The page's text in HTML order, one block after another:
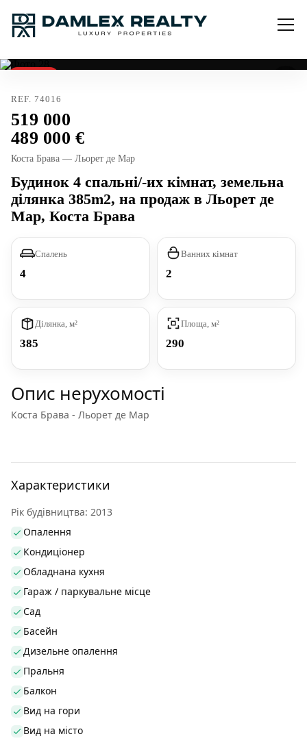
REF. 74016
519 000
489 000
Коста Брава — Льорет де Мар
Будинок 4 спальні/-их кімнат, земельна
ділянка 385m2, на продаж в Льорет де
Мар, Коста Брава
Спалень
4
Ванних кімнат
2
Ділянка, м²
385
Площа, м²
290
Опис нерухомості
Коста Брава - Льорет де Мар
Характеристики
Рік будівництва: 2013
Опалення
Кондиціонер
Обладнана кухня
Гараж / паркувальне місце
Сад
Басейн
Дизельне опалення
Пральня
Балкон
Вид на гори
Вид на місто